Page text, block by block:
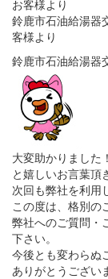
鈴鹿市石油給湯器
客様より
鈴鹿市石油給湯器
大変助かりました！
と嬉しいお言葉頂
次回も弊社を利用
この度は、格別の
弊社へのご質問・
下さい。
今後とも変わらぬ
ありがとうござい